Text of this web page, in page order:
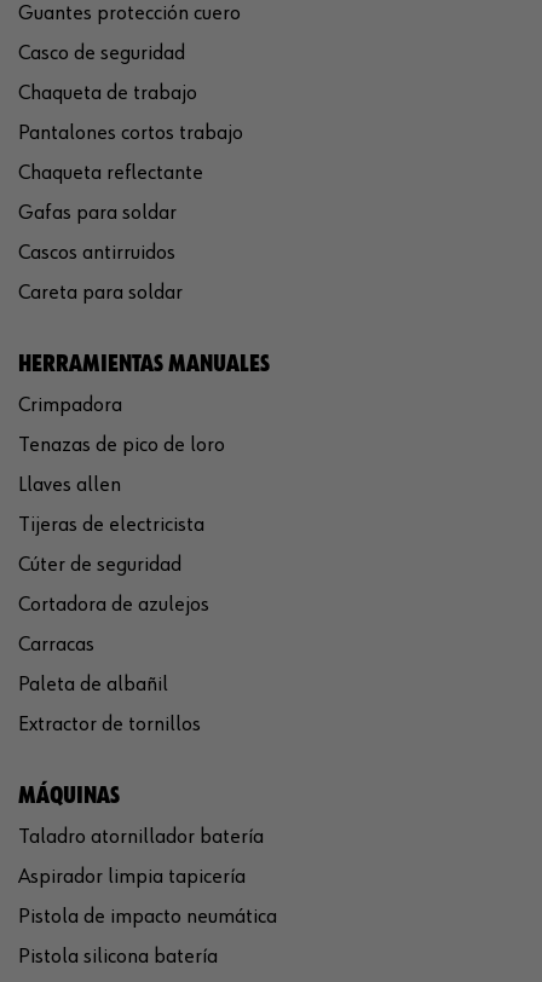
Guantes protección cuero
Casco de seguridad
Chaqueta de trabajo
Pantalones cortos trabajo
Chaqueta reflectante
Gafas para soldar
Cascos antirruidos
Careta para soldar
HERRAMIENTAS MANUALES
Crimpadora
Tenazas de pico de loro
Llaves allen
Tijeras de electricista
Cúter de seguridad
Cortadora de azulejos
Carracas
Paleta de albañil
Extractor de tornillos
MÁQUINAS
Taladro atornillador batería
Aspirador limpia tapicería
Pistola de impacto neumática
Pistola silicona batería